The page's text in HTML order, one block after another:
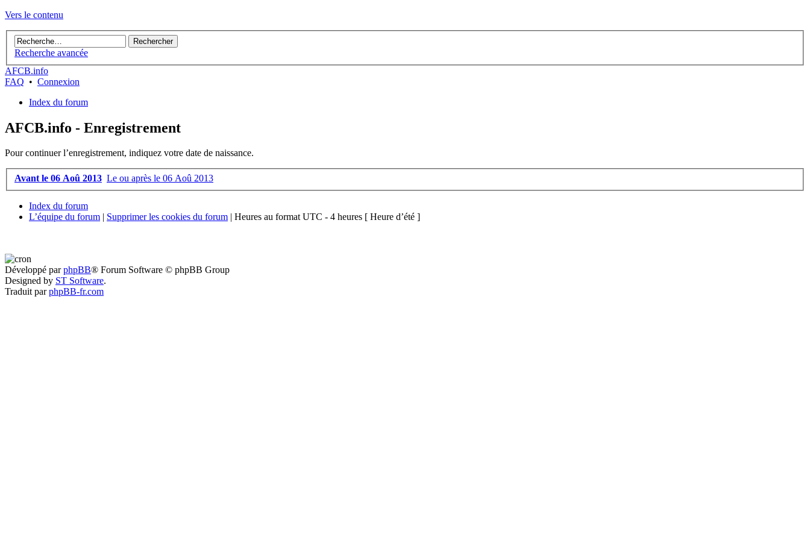
Vers le contenu
Recherche avancée
AFCB.info
FAQ • Connexion
Index du forum
AFCB.info - Enregistrement
Pour continuer l’enregistrement, indiquez votre date de naissance.
Avant le 06 Aoû 2013 Le ou après le 06 Aoû 2013
Index du forum
L’équipe du forum | Supprimer les cookies du forum | Heures au format UTC - 4 heures [ Heure d’été ]
Développé parphpBB® Forum Software © phpBB Group
Designed by ST Software.
Traduit parphpBB-fr.com